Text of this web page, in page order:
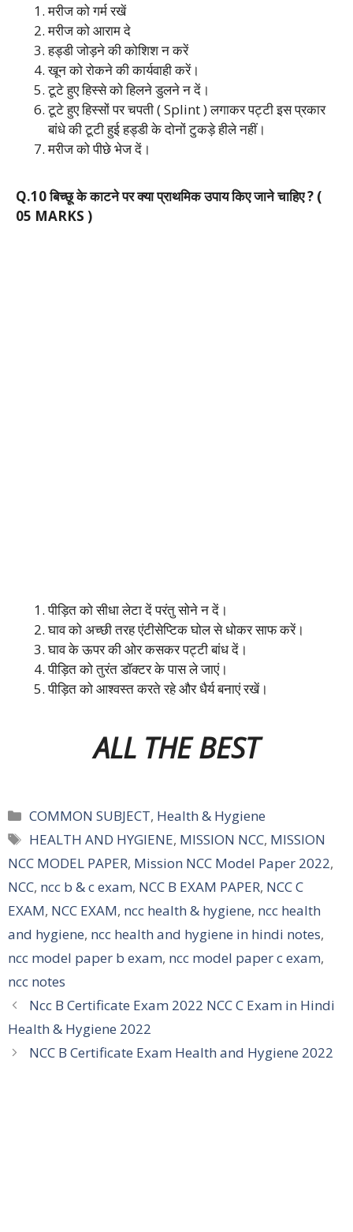
मरीज को गर्म रखें
मरीज को आराम दे
हड्डी जोड़ने की कोशिश न करें
खून को रोकने की कार्यवाही करें।
टूटे हुए हिस्से को हिलने डुलने न दें।
टूटे हुए हिस्सों पर चपती ( Splint ) लगाकर पट्टी इस प्रकार
बांधे की टूटी हुई हड्डी के दोनों टुकड़े हीले नहीं।
मरीज को पीछे भेज दें।
Q.10 बिच्छू के काटने पर क्या प्राथमिक उपाय किए जाने चाहिए ? (
05 MARKS )
पीड़ित को सीधा लेटा दें परंतु सोने न दें।
घाव को अच्छी तरह एंटीसेप्टिक घोल से धोकर साफ करें।
घाव के ऊपर की ओर कसकर पट्टी बांध दें।
पीड़ित को तुरंत डॉक्टर के पास ले जाएं।
पीड़ित को आश्वस्त करते रहे और धैर्य बनाएं रखें।
ALL THE BEST
Categories
COMMON SUBJECT, Health & Hygiene
Tags
HEALTH AND HYGIENE, MISSION NCC, MISSION
NCC MODEL PAPER, Mission NCC Model Paper 2022,
NCC, ncc b & c exam, NCC B EXAM PAPER, NCC C
EXAM, NCC EXAM, ncc health & hygiene, ncc health
and hygiene, ncc health and hygiene in hindi notes,
ncc model paper b exam, ncc model paper c exam,
ncc notes
Ncc B Certificate Exam 2022 NCC C Exam in Hindi
Health & Hygiene 2022
NCC B Certificate Exam Health and Hygiene 2022